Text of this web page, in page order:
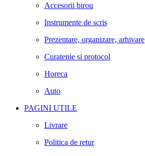
Accesorii birou
Instrumente de scris
Prezentare, organizare, arhivare
Curatenie si protocol
Horeca
Auto
PAGINI UTILE
Livrare
Politica de retur